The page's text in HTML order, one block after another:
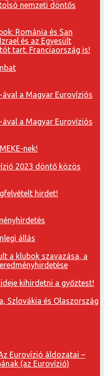
nemzeti döntős
Románia és San
és az Egyesült
tart. Franciaország is!
a Magyar Eurovíziós
a Magyar Eurovíziós
nek!
2023 döntő közös
hirdet!
állás
a klubok szavazása, a
kihirdetni a győztest!
Szlovákia és Olaszország
Eurovízió áldozatai –
(az Eurovízió)